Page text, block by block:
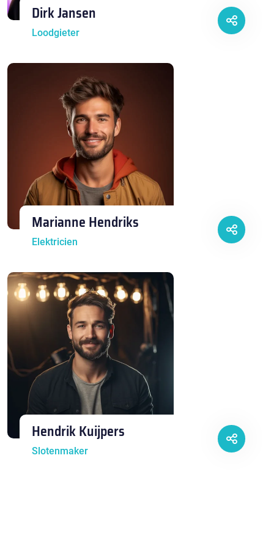
Dirk Jansen
Loodgieter
Marianne Hendriks
Elektricien
Hendrik Kuijpers
Slotenmaker